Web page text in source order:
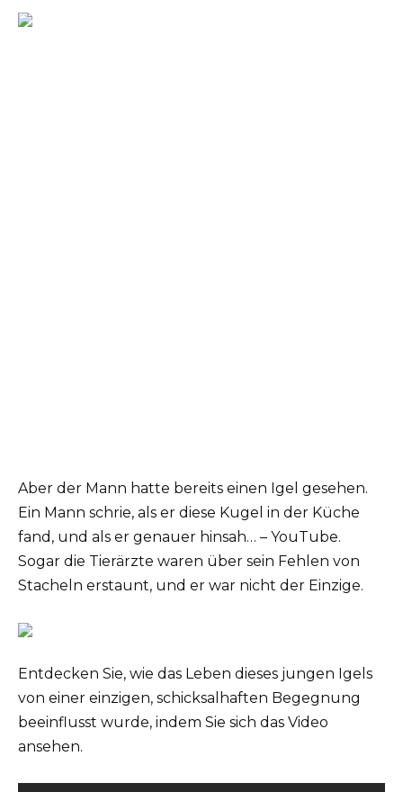
Aber der Mann hatte bereits einen Igel gesehen.
Ein Mann schrie, als er diese Kugel in der Küche
fand, und als er genauer hinsah… – YouTube.
Sogar die Tierärzte waren über sein Fehlen von
Stacheln erstaunt, und er war nicht der Einzige.
Entdecken Sie, wie das Leben dieses jungen Igels
von einer einzigen, schicksalhaften Begegnung
beeinflusst wurde, indem Sie sich das Video
ansehen.